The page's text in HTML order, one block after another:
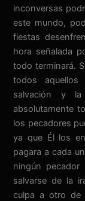
inconversas
este mundo,
fiestas
hora señalada
todo terminará.
todos
salvación y
absolutamente
los pecadores
ya que Él los
pagara a cada
ningún pecador
salvarse de la
culpa a otro de